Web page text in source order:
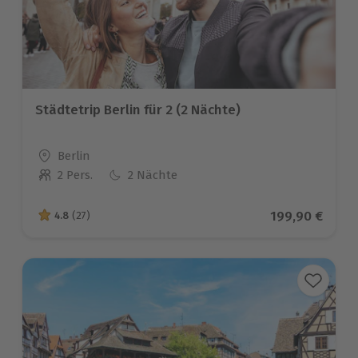
Städtetrip Berlin für 2 (2 Nächte)
Standort
Berlin
Anzahl der Teilnehmer
2 Pers. 2 Nächte
4.8 von 5 Sternen basierend auf 27 Bewertungen
4.8 (27) Aktueller
199,90 €